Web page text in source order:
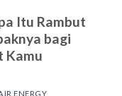
Itu Rambut
bagi
Kamu
ENERGY